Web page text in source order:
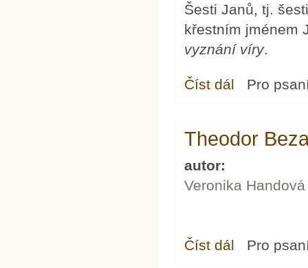
Šesti Janů, tj.
křestním jménem
vyznání víry.
Číst dál John Knox
Pro
Theodor
autor:
Veronika Handová
Číst dál Theodor Beza
Pro